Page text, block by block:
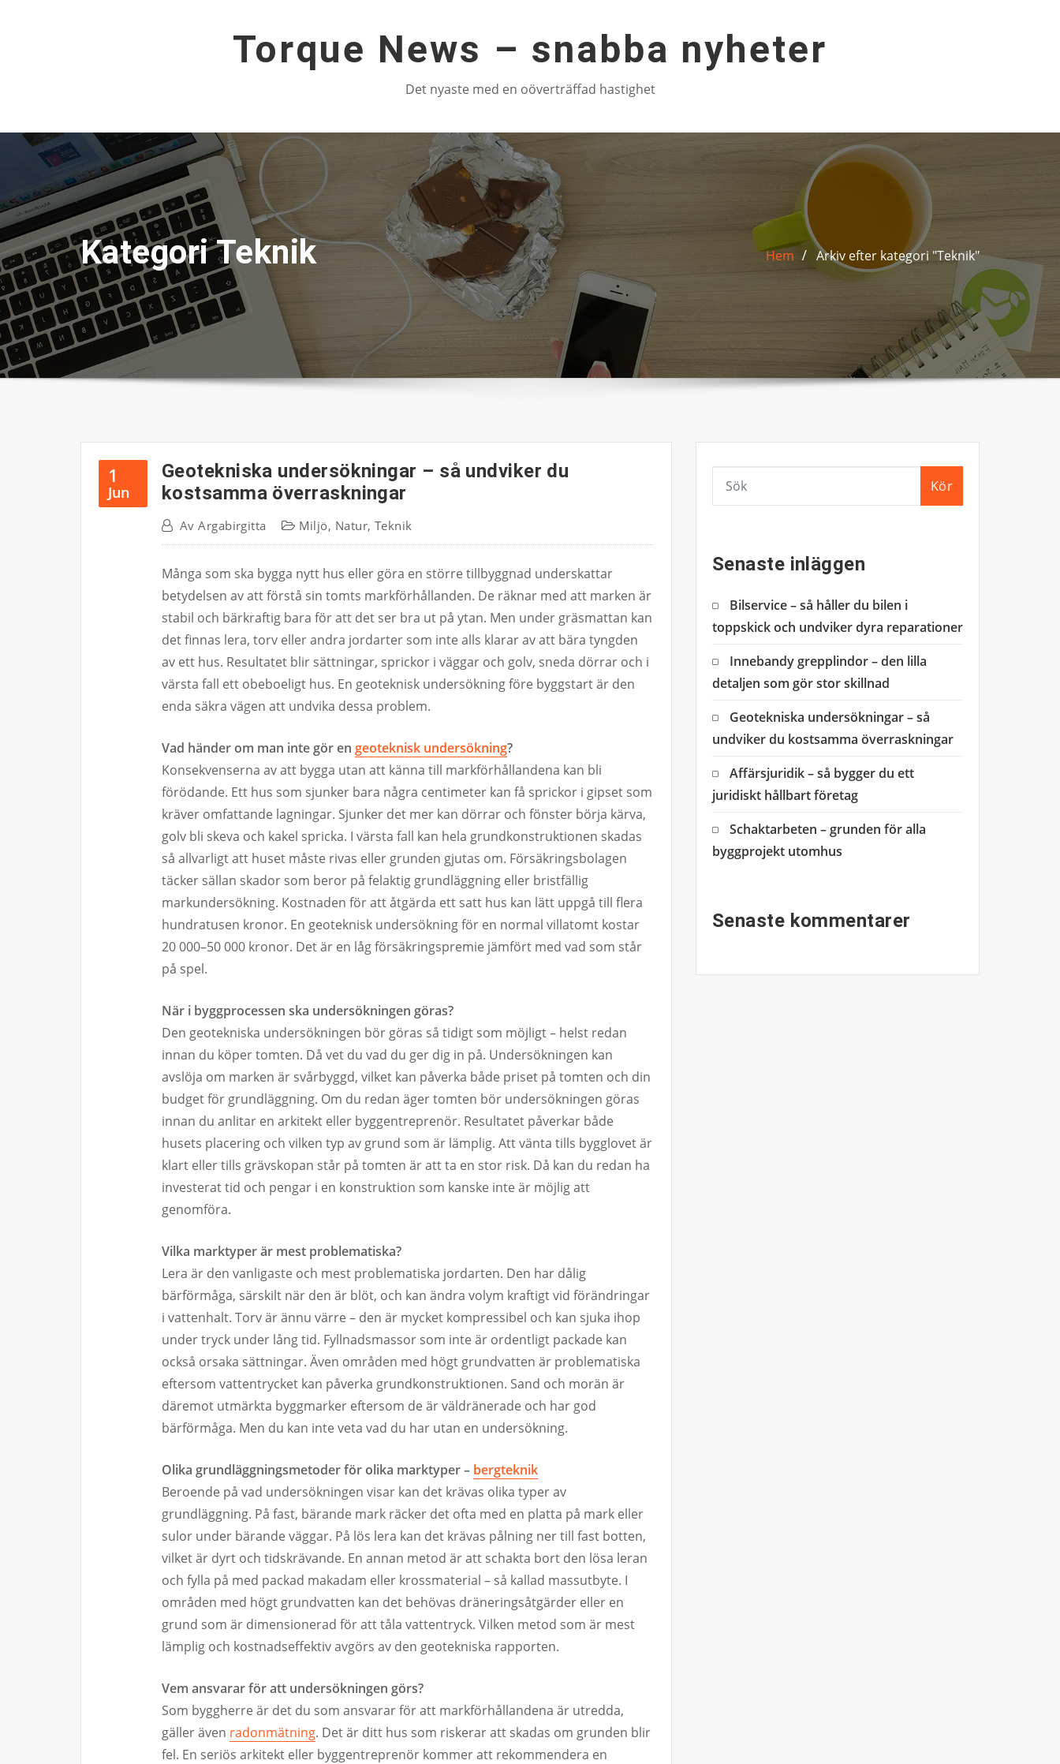
Torque News – snabba nyheter
Det nyaste med en oöverträffad hastighet
Kategori Teknik Hem Arkiv efter kategori "Teknik"
1
Jun
Geotekniska undersökningar – så undviker du
kostsamma överraskningar
AvArgabirgitta Miljö, Natur, Teknik
Många som ska bygga nytt hus eller göra en större tillbyggnad underskattar
betydelsen av att förstå sin tomts markförhållanden. De räknar med att marken är
stabil och bärkraftig bara för att det ser bra ut på ytan. Men under gräsmattan kan
det finnas lera, torv eller andra jordarter som inte alls klarar av att bära tyngden
av ett hus. Resultatet blir sättningar, sprickor i väggar och golv, sneda dörrar och i
värsta fall ett obeboeligt hus. En geoteknisk undersökning före byggstart är den
enda säkra vägen att undvika dessa problem.
Vad händer om man inte gör en geoteknisk undersökning?
Konsekvenserna av att bygga utan att känna till markförhållandena kan bli
förödande. Ett hus som sjunker bara några centimeter kan få sprickor i gipset som
kräver omfattande lagningar. Sjunker det mer kan dörrar och fönster börja kärva,
golv bli skeva och kakel spricka. I värsta fall kan hela grundkonstruktionen skadas
så allvarligt att huset måste rivas eller grunden gjutas om. Försäkringsbolagen
täcker sällan skador som beror på felaktig grundläggning eller bristfällig
markundersökning. Kostnaden för att åtgärda ett satt hus kan lätt uppgå till flera
hundratusen kronor. En geoteknisk undersökning för en normal villatomt kostar
20 000–50 000 kronor. Det är en låg försäkringspremie jämfört med vad som står
på spel.
När i byggprocessen ska undersökningen göras?
Den geotekniska undersökningen bör göras så tidigt som möjligt – helst redan
innan du köper tomten. Då vet du vad du ger dig in på. Undersökningen kan
avslöja om marken är svårbyggd, vilket kan påverka både priset på tomten och din
budget för grundläggning. Om du redan äger tomten bör undersökningen göras
innan du anlitar en arkitekt eller byggentreprenör. Resultatet påverkar både
husets placering och vilken typ av grund som är lämplig. Att vänta tills bygglovet är
klart eller tills grävskopan står på tomten är att ta en stor risk. Då kan du redan ha
investerat tid och pengar i en konstruktion som kanske inte är möjlig att
genomföra.
Vilka marktyper är mest problematiska?
Lera är den vanligaste och mest problematiska jordarten. Den har dålig
bärförmåga, särskilt när den är blöt, och kan ändra volym kraftigt vid förändringar
i vattenhalt. Torv är ännu värre – den är mycket kompressibel och kan sjuka ihop
under tryck under lång tid. Fyllnadsmassor som inte är ordentligt packade kan
också orsaka sättningar. Även områden med högt grundvatten är problematiska
eftersom vattentrycket kan påverka grundkonstruktionen. Sand och morän är
däremot utmärkta byggmarker eftersom de är väldränerade och har god
bärförmåga. Men du kan inte veta vad du har utan en undersökning.
Olika grundläggningsmetoder för olika marktyper – bergteknik
Beroende på vad undersökningen visar kan det krävas olika typer av
grundläggning. På fast, bärande mark räcker det ofta med en platta på mark eller
sulor under bärande väggar. På lös lera kan det krävas pålning ner till fast botten,
vilket är dyrt och tidskrävande. En annan metod är att schakta bort den lösa leran
och fylla på med packad makadam eller krossmaterial – så kallad massutbyte. I
områden med högt grundvatten kan det behövas dräneringsåtgärder eller en
grund som är dimensionerad för att tåla vattentryck. Vilken metod som är mest
lämplig och kostnadseffektiv avgörs av den geotekniska rapporten.
Vem ansvarar för att undersökningen görs?
Som byggherre är det du som ansvarar för att markförhållandena är utredda,
gäller även radonmätning. Det är ditt hus som riskerar att skadas om grunden blir
fel. En seriös arkitekt eller byggentreprenör kommer att rekommendera en
Kör
Senaste inläggen
Bilservice – så håller du bilen i
toppskick och undviker dyra reparationer
Innebandy grepplindor – den lilla
detaljen som gör stor skillnad
Geotekniska undersökningar – så
undviker du kostsamma överraskningar
Affärsjuridik – så bygger du ett
juridiskt hållbart företag
Schaktarbeten – grunden för alla
byggprojekt utomhus
Senaste kommentarer